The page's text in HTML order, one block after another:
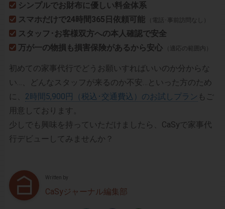
シンプルでお財布に優しい料金体系
スマホだけで24時間365日依頼可能
（電話･事前訪問なし）
スタッフ･お客様双方への本人確認で安全
万が一の物損も損害保険があるから安心
（適応の範囲内）
初めての家事代行でどうお願いすればいいのか分からな
い…、どんなスタッフが来るのか不安…といった方のため
に、 2時間5,900円（税込･交通費込）のお試しプラン もご
用意しております。
少しでも興味を持っていただけましたら、CaSyで家事代
行デビューしてみませんか？
Written by
CaSyジャーナル編集部